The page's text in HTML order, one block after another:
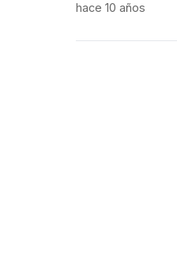
hace 10 años